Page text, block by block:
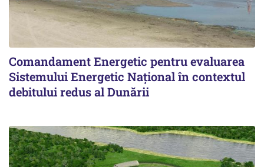
Comandament Energetic pentru evaluarea
Sistemului Energetic Naţional în contextul
debitului redus al Dunării